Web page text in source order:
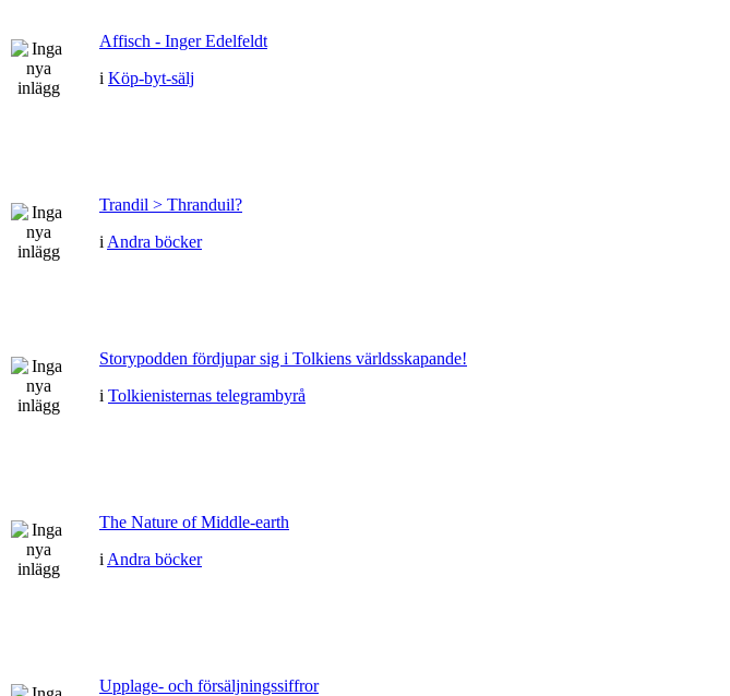
Affisch - Inger Edelfeldt
i Köp-byt-sälj
Trandil > Thranduil?
i Andra böcker
Storypodden fördjupar sig i Tolkiens världsskapande!
i Tolkienisternas telegrambyrå
The Nature of Middle-earth
i Andra böcker
Upplage- och försäljningssiffror